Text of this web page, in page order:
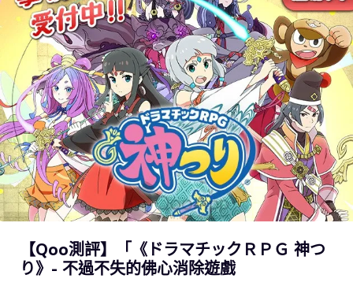
【Qoo測評】「《ドラマチックＲＰＧ 神つ
り》- 不過不失的佛心消除遊戲